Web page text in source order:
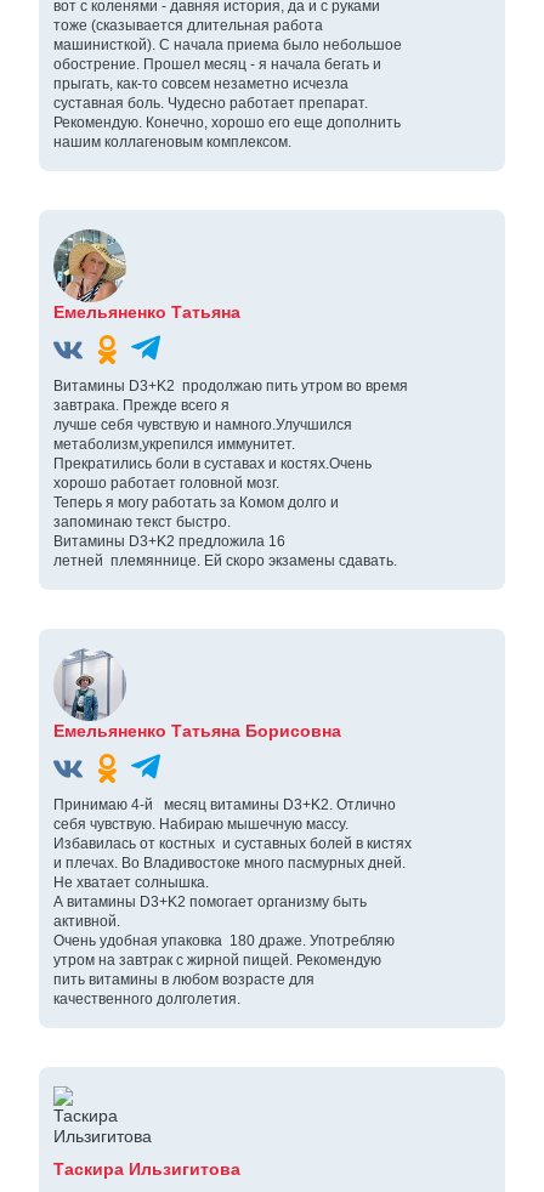
вот с коленями - давняя история, да и с руками
тоже (сказывается длительная работа
машинисткой). С начала приема было небольшое
обострение. Прошел месяц - я начала бегать и
прыгать, как-то совсем незаметно исчезла
суставная боль. Чудесно работает препарат.
Рекомендую. Конечно, хорошо его еще дополнить
нашим коллагеновым комплексом.
Емельяненко Татьяна
Витамины D3+K2 продолжаю пить утром во время
завтрака. Прежде всего я
лучше себя чувствую и намного.Улучшился
метаболизм,укрепился иммунитет.
Прекратились боли в суставах и костях.Очень
хорошо работает головной мозг.
Теперь я могу работать за Комом долго и
запоминаю текст быстро.
Витамины D3+K2 предложила 16
летней племяннице. Ей скоро экзамены сдавать.
Емельяненко Татьяна Борисовна
Принимаю 4-й месяц витамины D3+K2. Отлично
себя чувствую. Набираю мышечную массу.
Избавилась от костных и суставных болей в кистях
и плечах. Во Владивостоке много пасмурных дней.
Не хватает солнышка.
А витамины D3+K2 помогает организму быть
активной.
Очень удобная упаковка 180 драже. Употребляю
утром на завтрак с жирной пищей. Рекомендую
пить витамины в любом возрасте для
качественного долголетия.
Таскира Ильзигитова